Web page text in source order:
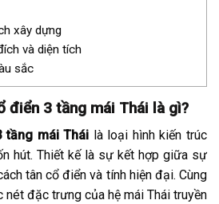
xây dựng
và diện tích
sắc
điển 3 tầng mái Thái là gì?
tầng mái Thái là loại hình kiến trúc
hút. Thiết kế là sự kết hợp giữa sự
tân cổ điển và tính hiện đại. Cùng
đặc trưng của hệ mái Thái truyền